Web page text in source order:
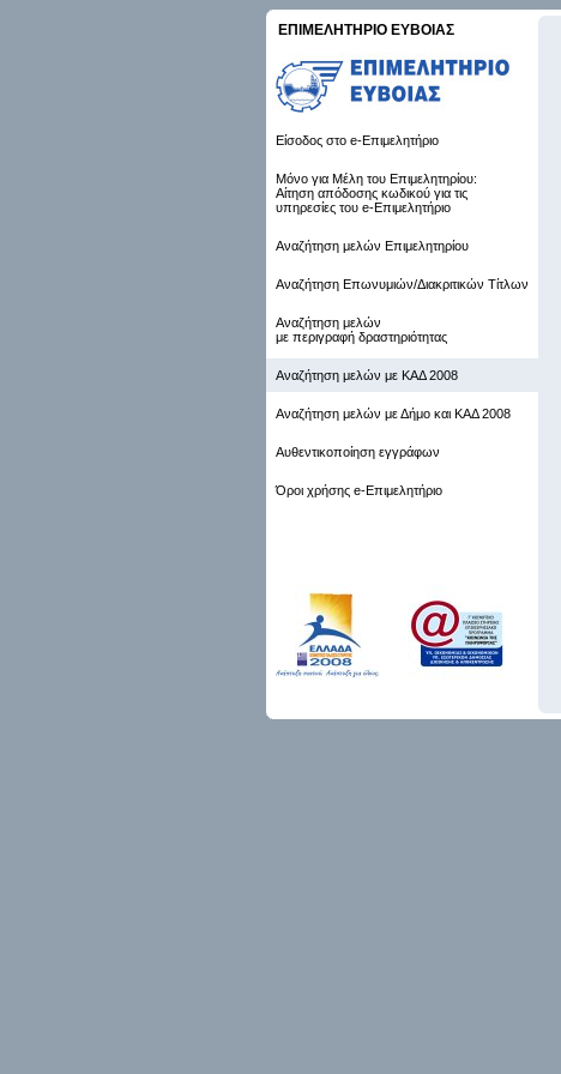
ΕΠΙΜΕΛΗΤΗΡΙΟ ΕΥΒΟΙΑΣ
Είσοδος στο e-Επιμελητήριο
Μόνο για Μέλη του Επιμελητηρίου:
Αίτηση απόδοσης κωδικού για τις
υπηρεσίες του e-Επιμελητήριο
Αναζήτηση μελών Επιμελητηρίου
Αναζήτηση Επωνυμιών/Διακριτικών Τίτλων
Αναζήτηση μελών
με περιγραφή δραστηριότητας
Αναζήτηση μελών με ΚΑΔ 2008
Αναζήτηση μελών με Δήμο και ΚΑΔ 2008
Αυθεντικοποίηση εγγράφων
Όροι χρήσης e-Επιμελητήριο